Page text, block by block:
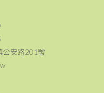
公安路201號